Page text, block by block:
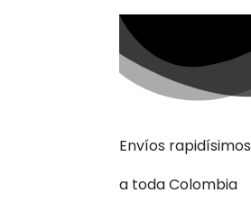
Envíos rapidísimos
a toda Colombia